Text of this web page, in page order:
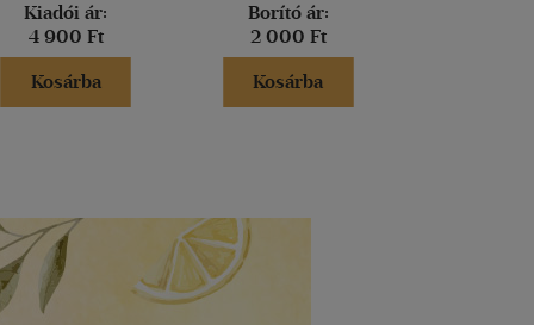
Kiadói ár:
4 900 Ft
Kosárba
Borító ár:
2 000 Ft
Kosárba